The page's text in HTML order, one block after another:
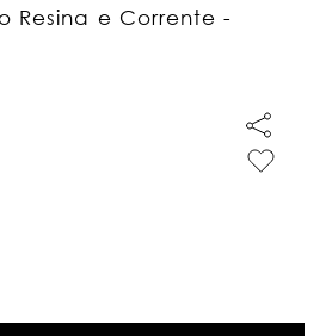
Resina e Corrente -